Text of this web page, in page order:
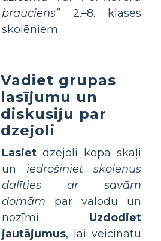
brauciens”2.–8. klases
skolēniem.
Vadiet grupas
lasījumu un
diskusiju par
dzejoli
Lasiet dzejoli kopā skaļi
un iedrošiniet skolēnus
dalīties ar savām
domām par valodu un
nozīmi. Uzdodiet
jautājumus, lai veicinātu